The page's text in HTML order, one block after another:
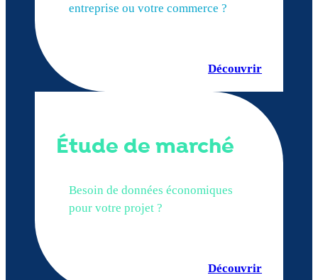
entreprise ou votre commerce ?
Découvrir
Étude de marché
Besoin de données économiques
pour votre projet ?
Découvrir